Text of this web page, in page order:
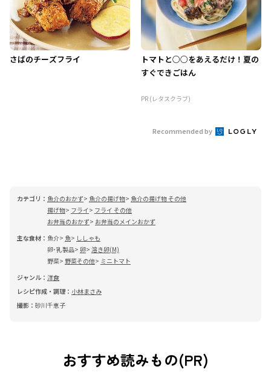
さばのチーズフライ
トマトと○○をあえるだけ！夏の
すぐできごはん
PR (レタスクラブ)
Recommended by
カテゴリ： 魚介のおかず 魚介の揚げ物
魚介の揚げ物 その他
揚げ物
フライ
フライ その他
お弁当のおかず
お弁当のメインおかず
主な食材： 魚介 魚
ししゃも
卵･乳製品 卵 溶き卵(M)
野菜
野菜その他
ミニトマト
ジャンル： 洋食
レシピ作成・調理： 小林まさみ
撮影： 砂川千恵子
おすすめ読みもの(PR)